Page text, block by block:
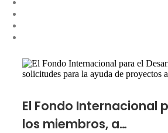
El Fondo Internacional
los miembros, a…